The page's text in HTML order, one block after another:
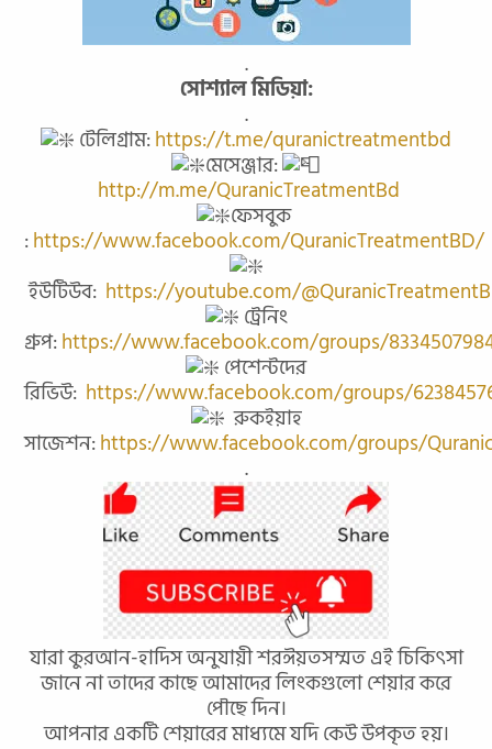
.
সোশ্যাল মিডিয়া:
.
টেলিগ্রাম:https://t.me/quranictreatmentbd
মেসেঞ্জার:
http://m.me/QuranicTreatmentBd
ফেসবুক
:https://www.facebook.com/QuranicTreatmentBD/
ইউটিউব: https://youtube.com/
ট্রেনিং
গ্রুপ:https://www.facebook.com/groups/
পেশেন্টদের
রিভিউ: https://www.facebook.com/groups/
রুকইয়াহ
সাজেশন:https://www.facebook.com/groups/
.
যারা কুরআন-হাদিস অনুযায়ী শরঈয়তসম্মত এই চিকিৎসা
জানে না তাদের কাছে আমাদের লিংকগুলো শেয়ার করে
পৌছে দিন।
আপনার একটি শেয়ারের মাধ্যমে যদি কেউ উপকৃত হয়।